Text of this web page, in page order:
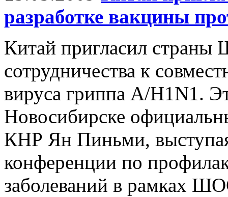
разработке вакцины
Китай пригласил страны
сотрудничества к
вируса гриппа A/H1N1.
Новосибирске
КНР Ян Пиньми,
конференции по
заболеваний в рамках